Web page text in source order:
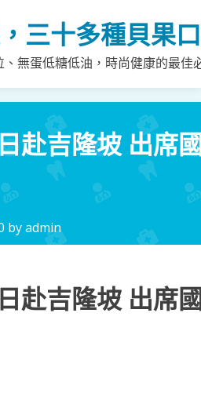
三十多種貝果
無蛋低糖低油，時尚健康的最
赴吉隆坡 出席
byadmin
赴吉隆坡 出席